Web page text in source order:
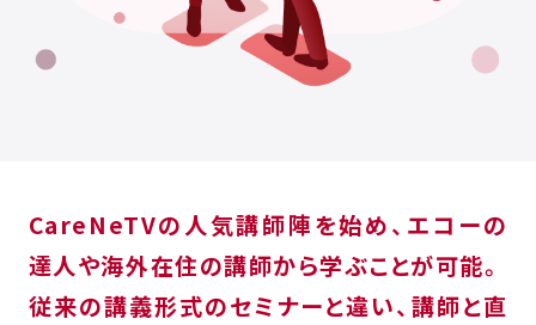
CareNeTVの人気講師陣を始め、エコーの
達人や海外在住の講師から学ぶことが可能。
従来の講義形式のセミナーと違い、講師と直